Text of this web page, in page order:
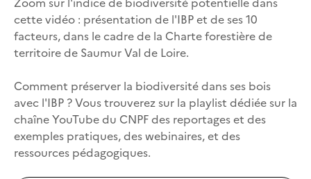
cette vidéo : présentation de l'IBP et de ses 10
facteurs, dans le cadre de la Charte forestière de
territoire de Saumur Val de Loire.
Comment préserver la biodiversité dans ses bois
avec l'IBP ? Vous trouverez sur la playlist dédiée sur la
chaîne YouTube du CNPF des reportages et des
exemples pratiques, des webinaires, et des
ressources pédagogiques.